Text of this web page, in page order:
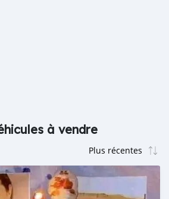
à vendre